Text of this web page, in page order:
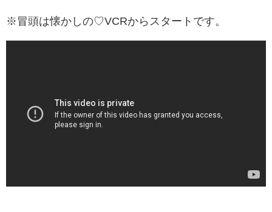
※冒頭は懐かしの♡VCRからスタートです。